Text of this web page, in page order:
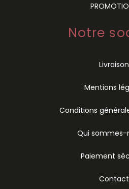
Notre
Livraison
Mentions
Conditions
Qui sommes-
Paiement
Contact